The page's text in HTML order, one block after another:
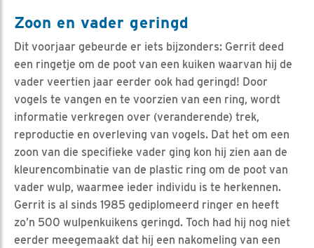
Zoon en vader geringd
Dit voorjaar gebeurde er iets bijzonders: Gerrit deed
een ringetje om de poot van een kuiken waarvan hij de
vader veertien jaar eerder ook had geringd! Door
vogels te vangen en te voorzien van een ring, wordt
informatie verkregen over (veranderende) trek,
reproductie en overleving van vogels. Dat het om een
zoon van die specifieke vader ging kon hij zien aan de
kleurencombinatie van de plastic ring om de poot van
vader wulp, waarmee ieder individu is te herkennen.
Gerrit is al sinds 1985 gediplomeerd ringer en heeft
zo’n 500 wulpenkuikens geringd. Toch had hij nog niet
eerder meegemaakt dat hij een nakomeling van een